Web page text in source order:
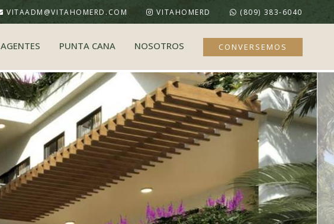
VITAADM@VITAHOMERD.COM VITAHOMERD (809) 383-6040
AGENTES PUNTA CANA NOSOTROS CONVERSEMOS